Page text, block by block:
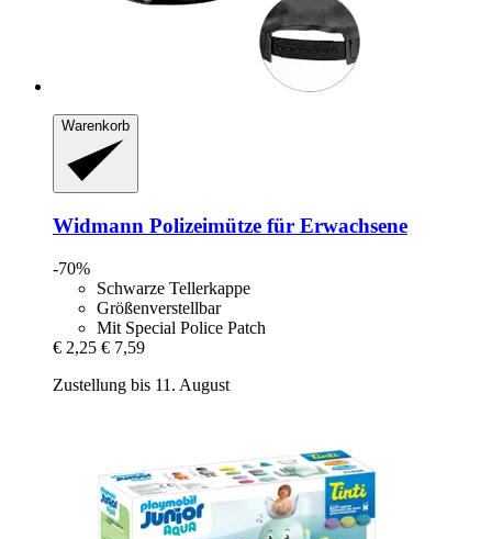
Warenkorb
Widmann Polizeimütze für Erwachsene
-70%
Schwarze Tellerkappe
Größenverstellbar
Mit Special Police Patch
€ 2,25 € 7,59
Zustellung bis 11. August